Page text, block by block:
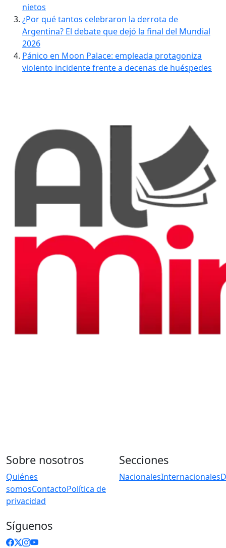
nietos
¿Por qué tantos celebraron la derrota de
Argentina? El debate que dejó la final del Mundial
2026
Pánico en Moon Palace: empleada protagoniza
violento incidente frente a decenas de huéspedes
Sobre nosotros
Quiénes
somosContactoPolítica de
privacidad
Secciones
NacionalesInternacionales
Síguenos